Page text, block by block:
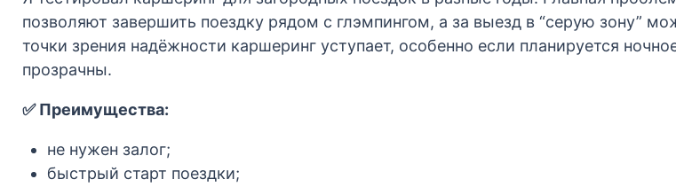
позволяют завершить поездку рядом с глэмпингом, а за выезд в “серую зону”
точки зрения надёжности каршеринг уступает, особенно если планируется
прозрачны.
✅ Преимущества:
не нужен залог;
быстрый старт поездки;